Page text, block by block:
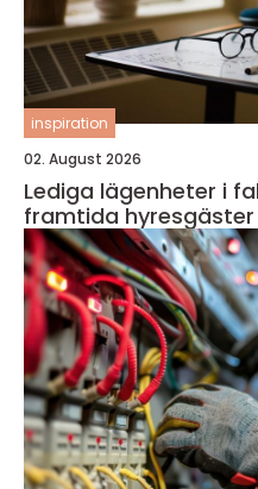
inspiration
02. August 2026
Lediga lägenheter i
framtida hyresgäster